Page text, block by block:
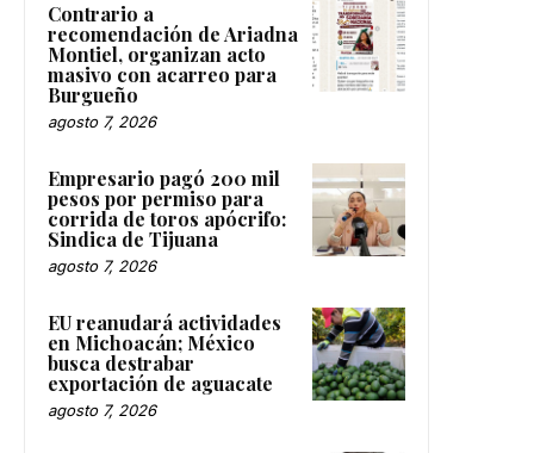
Contrario a
recomendación de Ariadna
Montiel, organizan acto
masivo con acarreo para
Burgueño
agosto 7, 2026
Empresario pagó 200 mil
pesos por permiso para
corrida de toros apócrifo:
Sindica de Tijuana
agosto 7, 2026
EU reanudará actividades
en Michoacán; México
busca destrabar
exportación de aguacate
agosto 7, 2026